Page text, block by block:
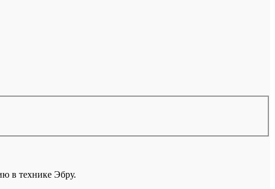
в технике Эбру.